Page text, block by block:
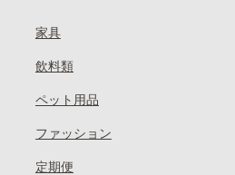
家具
飲料類
ペット用品
ファッション
定期便